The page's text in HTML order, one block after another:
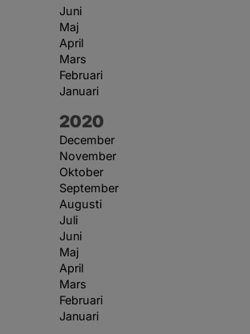
Juni
Maj
April
Mars
Februari
Januari
År:
2020
December
November
Oktober
September
Augusti
Juli
Juni
Maj
April
Mars
Februari
Januari